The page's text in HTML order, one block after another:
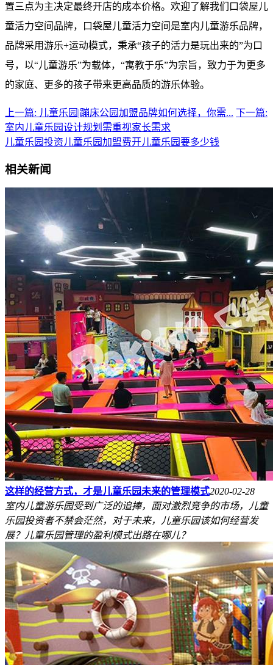
置三点为主决定最终开店的成本价格。欢迎了解我们口袋屋儿
童活力空间品牌，口袋屋儿童活力空间是室内儿童游乐品牌，
品牌采用游乐+运动模式，秉承“孩子的活力是玩出来的”为口
号，以“儿童游乐”为载体，“寓教于乐”为宗旨，致力于为更多
的家庭、更多的孩子带来更高品质的游乐体验。
上一篇: 儿童乐园|蹦床公园加盟品牌如何选择，你需... 下一篇:
室内儿童乐园设计规划需重视家长需求
儿童乐园投资儿童乐园加盟费开儿童乐园要多少钱
相关新闻
这样的经营方式，才是儿童乐园未来的管理模式2020-02-28
室内儿童游乐园受到广泛的追捧，面对激烈竞争的市场，儿童
乐园投资者不禁会茫然，对于未来，儿童乐园该如何经营发
展？儿童乐园管理的盈利模式出路在哪儿？